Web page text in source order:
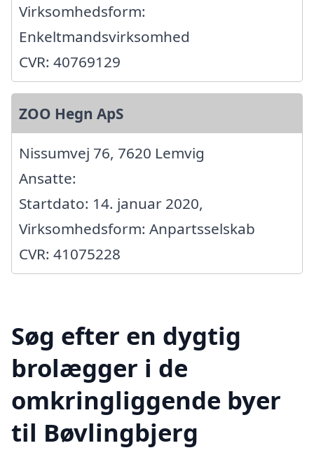
Virksomhedsform:
Enkeltmandsvirksomhed
CVR: 40769129
ZOO Hegn ApS
Nissumvej 76, 7620 Lemvig
Ansatte:
Startdato: 14. januar 2020,
Virksomhedsform: Anpartsselskab
CVR: 41075228
Søg efter en dygtig
brolægger i de
omkringliggende byer
til Bøvlingbjerg